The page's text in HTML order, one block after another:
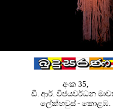
අංක 35,
ඩී. ආර්. විජයවර්ධන
ලේක්හවුස් - කොළඹ.